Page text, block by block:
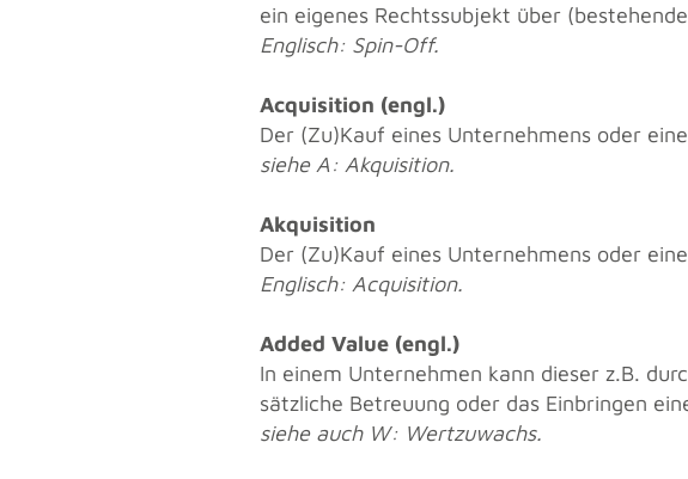
ein ei­ge­nes Rechts­sub­jekt über
Eng­lisch: Spin-Off.
Ac­qui­si­ti­on (engl.)
Der (Zu)Kauf eines Un­ter­neh­mens oder
siehe A: Ak­qui­si­ti­on.
Ak­qui­si­ti­on
Der (Zu)Kauf eines Un­ter­neh­mens oder
Eng­lisch: Ac­qui­si­ti­on.
Added Value (engl.)
In einem Un­ter­neh­men kann die­ser z.B.
sätz­li­che Be­treu­ung oder das Ein­brin­gen
siehe auch W: Wert­zu­wachs.